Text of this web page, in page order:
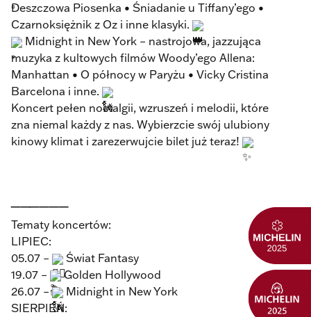
Deszczowa Piosenka • Śniadanie u Tiffany’ego •
Czarnoksiężnik z Oz i inne klasyki.
Midnight in New York – nastrojowa, jazzująca
muzyka z kultowych filmów Woody’ego Allena:
Manhattan • O północy w Paryżu • Vicky Cristina
Barcelona i inne.
Koncert pełen nostalgii, wzruszeń i melodii, które
zna niemal każdy z nas. Wybierzcie swój ulubiony
kinowy klimat i zarezerwujcie bilet już teraz!
Tematy koncertów:
LIPIEC:
05.07 –
Świat Fantasy
19.07 –
Golden Hollywood
26.07 –
Midnight in New York
SIERPIEŃ: